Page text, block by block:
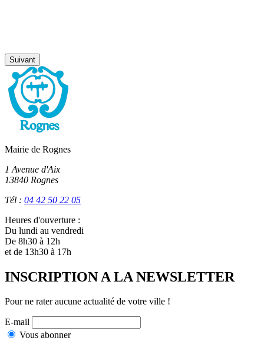
Suivant
Mairie de Rognes
1 Avenue d'Aix
13840 Rognes
Tél : 04 42 50 22 05
Heures d'ouverture :
Du lundi au vendredi
De 8h30 à 12h
et de 13h30 à 17h
INSCRIPTION A LA NEWSLETTER
Pour ne rater aucune actualité de votre ville !
E-mail
Vous abonner